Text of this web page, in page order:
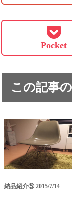
Pocket
この記事
納品紹介⑤ 2015/7/14